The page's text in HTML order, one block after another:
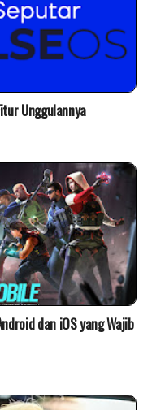
Unggulannya
dan iOS yang Wajib